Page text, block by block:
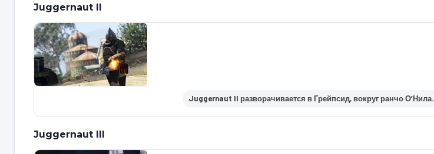
Juggernaut II
Juggernaut II разворачивается в Грейпсид, вокруг ранчо О’Нила.
Juggernaut III